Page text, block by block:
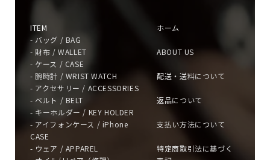
ITEM
- バッグ / BAG
- 財布 / WALLET
- ケース / CASE
- 腕時計 / WRIST WATCH
- アクセサリー / ACCESSORIES
- ベルト / BELT
- キーホルダー / KEY HOLDER
- アイフォンケース / iPhone
CASE
- ウェア / APPAREL
ホーム
ABOUT US
配送・送料について
返品について
支払い方法について
特定商取引法に基づく